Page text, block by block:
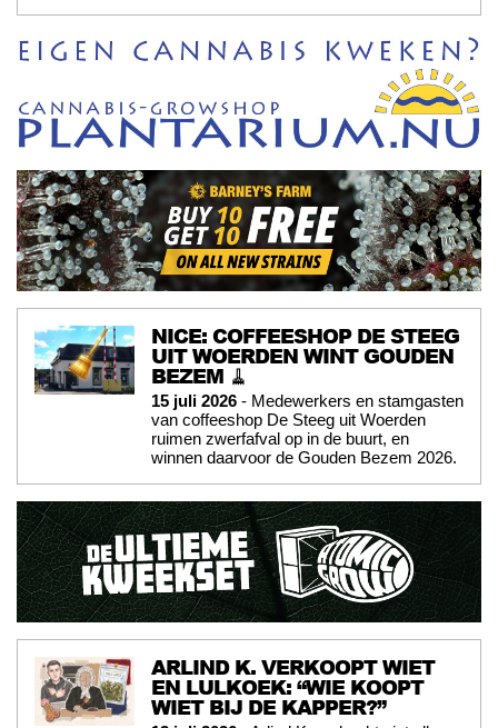
NICE: COFFEESHOP DE STEEG
UIT WOERDEN WINT GOUDEN
BEZEM 🧹
15 juli 2026 - Medewerkers en stamgasten
van coffeeshop De Steeg uit Woerden
ruimen zwerfafval op in de buurt, en
winnen daarvoor de Gouden Bezem 2026.
ARLIND K. VERKOOPT WIET
EN LULKOEK: “WIE KOOPT
WIET BIJ DE KAPPER?”